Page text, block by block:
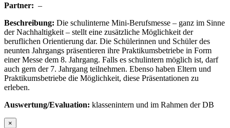
Partner: –
Beschreibung: Die schulinterne Mini-Berufsmesse – ganz im Sinne
der Nachhaltigkeit – stellt eine zusätzliche Möglichkeit der
beruflichen Orientierung dar. Die Schülerinnen und Schüler des
neunten Jahrgangs präsentieren ihre Praktikumsbetriebe in Form
einer Messe dem 8. Jahrgang. Falls es schulintern möglich ist, darf
auch gern der 7. Jahrgang teilnehmen. Ebenso haben Eltern und
Praktikumsbetriebe die Möglichkeit, diese Präsentationen zu
erleben.
Auswertung/Evaluation: klassenintern und im Rahmen der DB
×